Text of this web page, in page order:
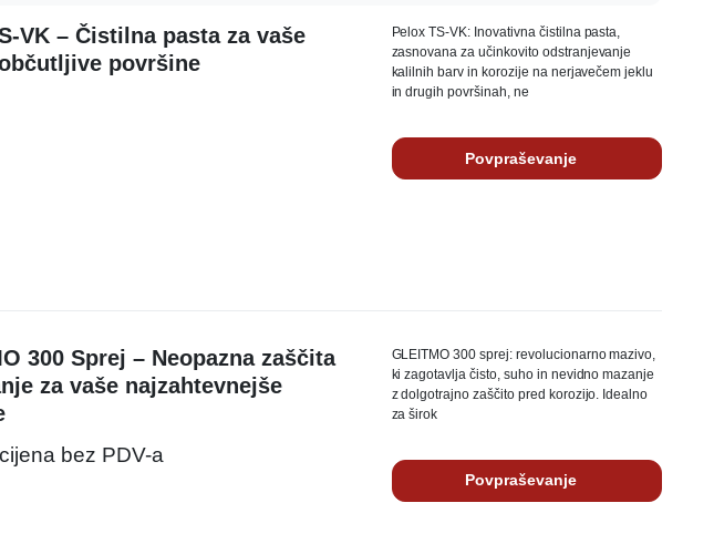
VK – Čistilna pasta za vaše
površine
Pelox TS-VK: Inovativna čistilna pasta,
zasnovana za učinkovito odstranjevanje
kalilnih barv in korozije na nerjavečem jeklu
in drugih površinah, ne
Povpraševanje
300 Sprej – Neopazna zaščita
za vaše najzahtevnejše
bez PDV-a
GLEITMO 300 sprej: revolucionarno mazivo,
ki zagotavlja čisto, suho in nevidno mazanje
z dolgotrajno zaščito pred korozijo. Idealno
za širok
Povpraševanje